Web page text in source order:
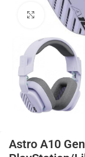
Agrandir
Astro A10